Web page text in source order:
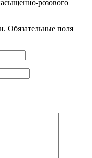
розового
Обязательные поля